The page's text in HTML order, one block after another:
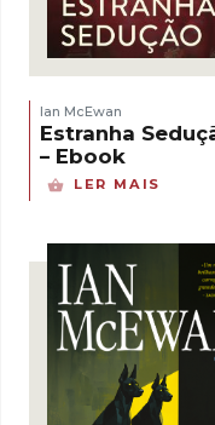
Ian McEwan
Estranha
– Ebook
LER MAIS